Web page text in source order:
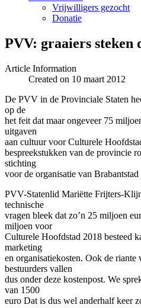
Vrijwilligers gezocht
Donatie
PVV: graaiers steken
Article Information
Created on 10 maart 2012
De PVV in de Provinciale Staten
op de
het feit dat maar ongeveer 75
uitgaven
aan cultuur voor Culturele
bespreekstukken van de provincie
stichting
voor de organisatie van
PVV-Statenlid Mariëtte Frijters-
technische
vragen bleek dat zo’n 25 miljoen
miljoen voor
Culturele Hoofdstad 2018 besteed
marketing
en organisatiekosten. Ook de riante
bestuurders vallen
dus onder deze kostenpost. We
van 1500
euro Dat is dus wel anderhalf keer